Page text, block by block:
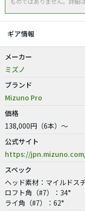
ギア情報
メーカー
ミズノ
ブランド
Mizuno Pro
価格
138,000円（6本）～
公式サイト
https://
スペック
ヘッド素材：マイルドス
ロフト角（#7）：34°
ライ角（#7）：62°